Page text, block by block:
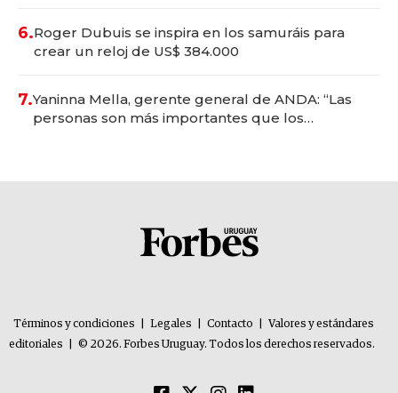
6.Roger Dubuis se inspira en los samuráis para
crear un reloj de US$ 384.000
7.Yaninna Mella, gerente general de ANDA: “Las
personas son más importantes que los
Términos y condiciones Legales Contacto
Valores y estándares
editoriales
© 2026. Forbes Uruguay. Todos los derechos reservados.